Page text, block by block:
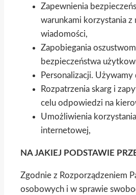
Zapewnienia
warunkami korzystania z
wiadomości,
Zapobiegania
bezpieczeństwa
Personalizacji.
Rozpatrzenia skarg i
celu odpowiedzi na
Umożliwienia
internetowej,
NA JAKIEJ PODSTAWIE
Zgodnie z Rozporządzeniem
osobowych i w sprawie